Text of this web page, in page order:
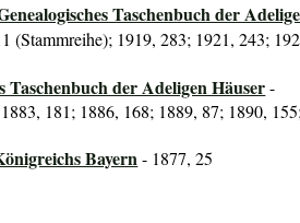
Taschenbuch der
(Stammreihe); 1919, 283; 1921, 243;
Taschenbuch der Adeligen Häuser-
181; 1886, 168; 1889, 87; 1890,
Bayern- 1877, 25